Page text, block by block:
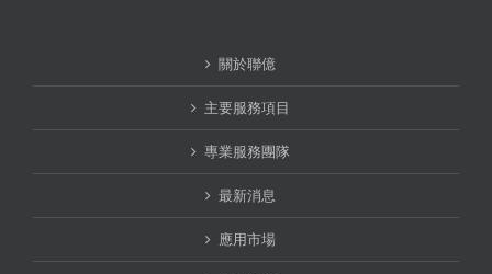
關於聯億
主要服務項目
專業服務團隊
最新消息
應用市場